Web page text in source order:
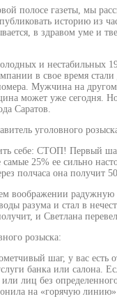
полосе газеты, мы
историю из
в здравом уме и
и нестабильных
в свое время
номера. Мужчина на
может уже сегодня.
Саратов.
уголовного
себе: СТОП! Первый
самые 25% ее сильно
полчаса она получит
воображении радужную
разума и стал в
и Светлана
розыска:
шаг, у вас
банка или салона.
или лиц без
на «горячую